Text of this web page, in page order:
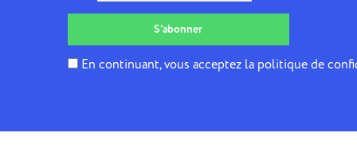
En continuant, vous acceptez la politique de